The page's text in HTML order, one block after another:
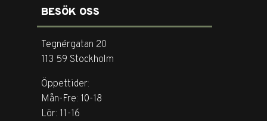
BESÖK OSS
Tegnérgatan 20
113 59 Stockholm
Öppettider:
Mån-Fre: 10-18
Lör: 11-16